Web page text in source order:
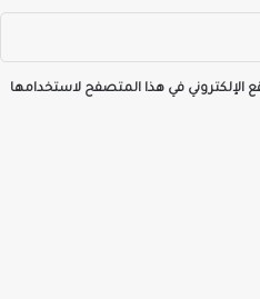
الإلكتروني في هذا المتصفح لاستخدامها